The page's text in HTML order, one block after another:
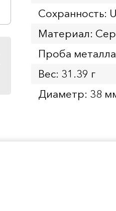
Сохранность:
Материал:
Проба
Вес: 31.39 г
Диаметр: 38